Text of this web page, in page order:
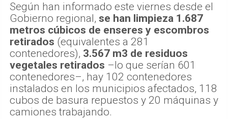
Según han informado este viernes desde el
Gobierno regional, se han limpieza 1.687
metros cúbicos de enseres y escombros
retirados (equivalentes a 281
contenedores), 3.567 m3 de residuos
vegetales retirados –lo que serían 601
contenedores–, hay 102 contenedores
instalados en los municipios afectados, 118
cubos de basura repuestos y 20 máquinas y
camiones trabajando.